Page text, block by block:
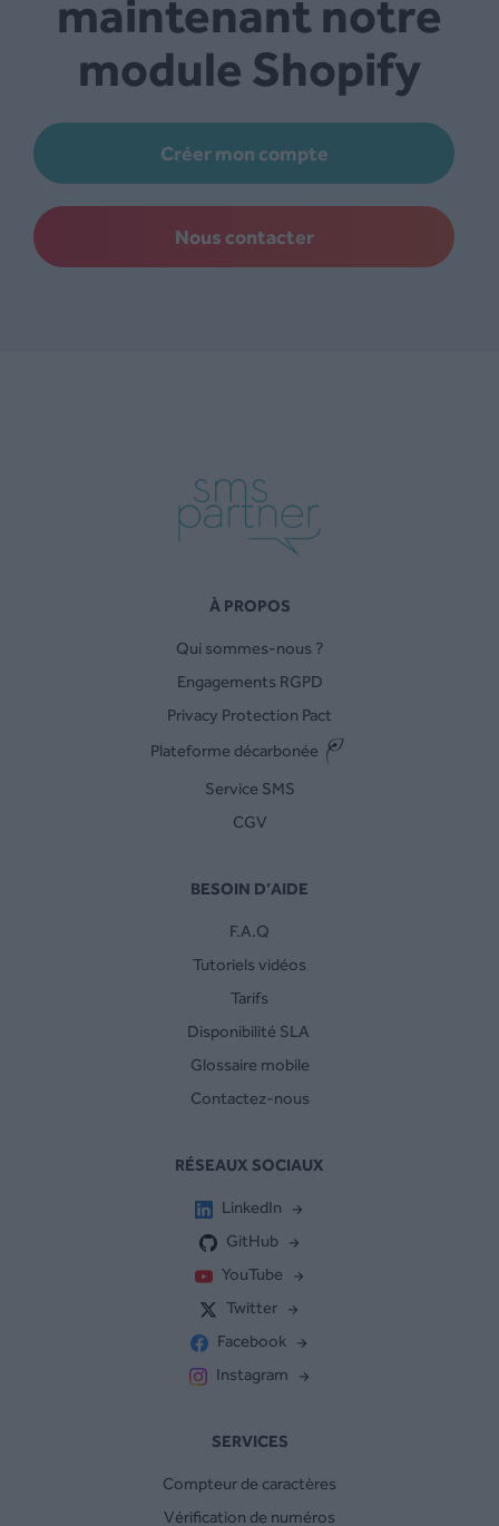
maintenant notre
module Shopify
Créer mon compte
Nous contacter
À PROPOS
Qui sommes-nous ?
Engagements RGPD
Privacy Protection Pact
Plateforme décarbonée
Service SMS
CGV
BESOIN D’AIDE
F.A.Q
Tutoriels vidéos
Tarifs
Disponibilité SLA
Glossaire mobile
Contactez-nous
RÉSEAUX SOCIAUX
LinkedIn
GitHub
YouTube
Twitter
Facebook
Instagram
SERVICES
Compteur de caractères
Vérification de numéros